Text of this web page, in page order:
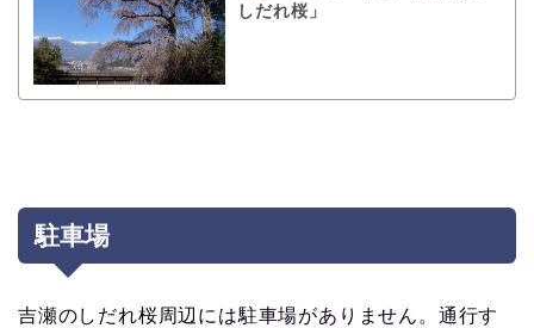
しだれ桜」
駐車場
吉瀬のしだれ桜周辺には駐車場がありません。通行す